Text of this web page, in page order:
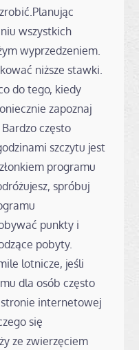
wszystkich
wyprzedzeniem.
niższe stawki.
do tego, kiedy
zapoznaj
często
szczytu jest
programu
spróbuj
punkty i
pobyty.
lotnicze, jeśli
dla osób często
internetowej
się
ze zwierzęciem